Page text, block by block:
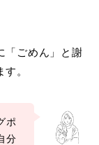
「ごめん」と謝
。
ポ
分